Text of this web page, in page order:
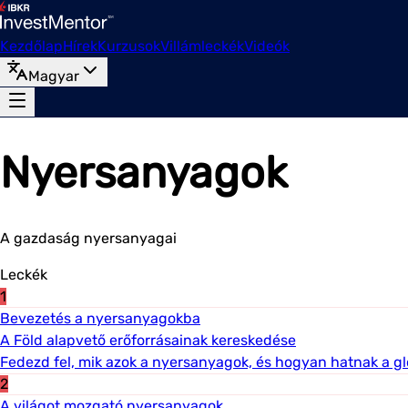
KezdőlapHírekKurzusokVillámleckékVideók
Magyar
Nyersanyagok
A gazdaság nyersanyagai
Leckék
1
Bevezetés a nyersanyagokba
A Föld alapvető erőforrásainak kereskedése
Fedezd fel, mik azok a nyersanyagok, és hogyan hatnak a
2